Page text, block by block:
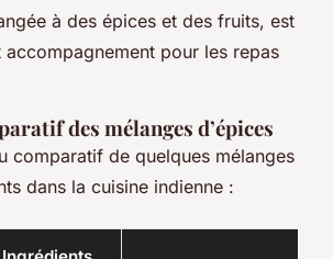
à des épices et des fruits, est
accompagnement pour les repas
des mélanges d’épices
comparatif de quelques mélanges
dans la cuisine indienne :